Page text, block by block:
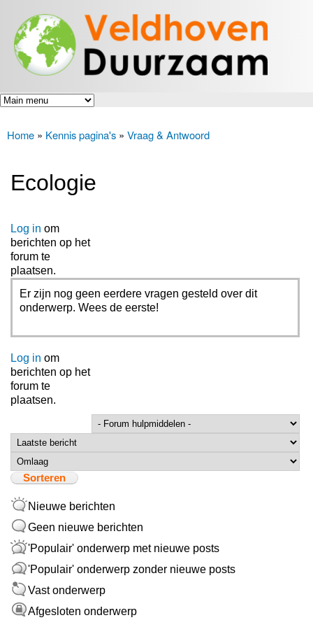
en naar
de inhoud
gaan
Veldhoven
Duurzaam
Energiek
naar de
toekomst
U bent hier
Home » Kennis pagina's » Vraag & Antwoord
Ecologie
Log in om
berichten op het
forum te
plaatsen.
Er zijn nog geen eerdere vragen gesteld over dit
onderwerp. Wees de eerste!
Log in om
berichten op het
forum te
plaatsen.
Sorteer op
Sorteren
Nieuwe berichten
Geen nieuwe berichten
'Populair' onderwerp met nieuwe posts
'Populair' onderwerp zonder nieuwe posts
Vast onderwerp
Afgesloten onderwerp